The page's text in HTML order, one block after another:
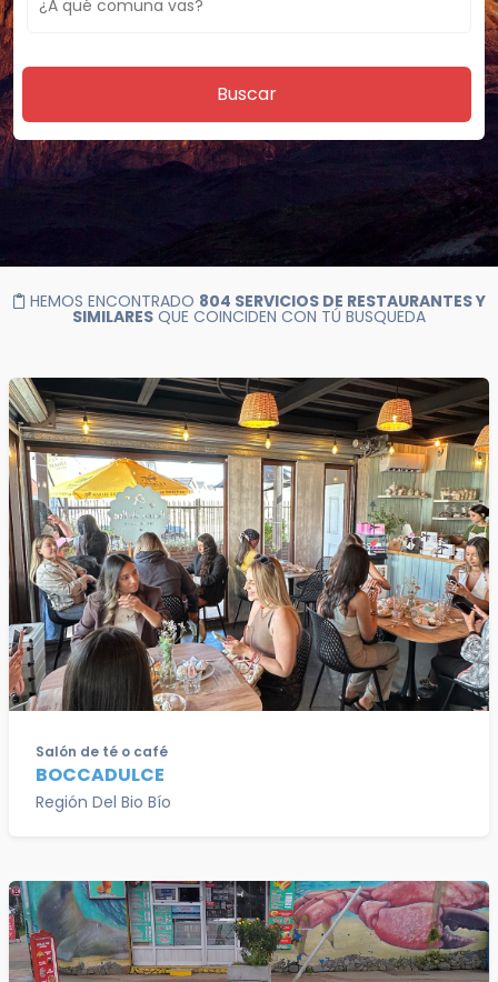
Buscar
HEMOS ENCONTRADO 804 SERVICIOS DE RESTAURANTES Y
SIMILARES QUE COINCIDEN CON TÚ BUSQUEDA
Salón de té o café
BOCCADULCE
Región Del Bio Bío